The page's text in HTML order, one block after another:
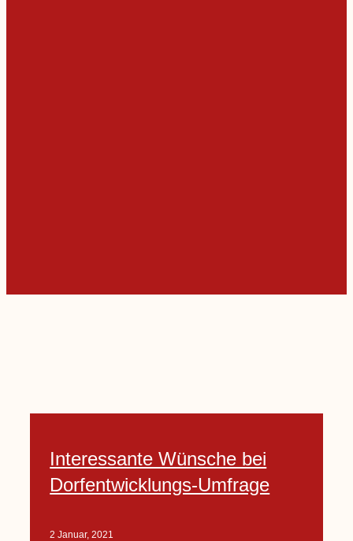
Interessante Wünsche bei
Dorfentwicklungs-Umfrage
2 Januar, 2021